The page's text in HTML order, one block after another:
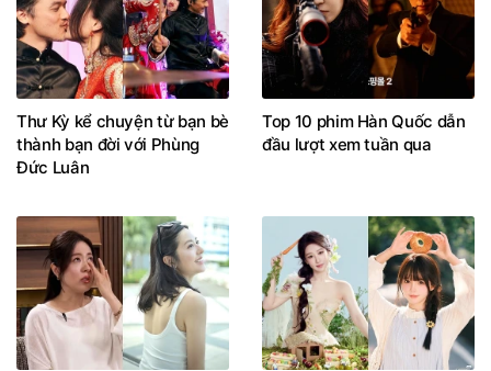
Thư Kỳ kể chuyện từ bạn bè
thành bạn đời với Phùng
Đức Luân
Top 10 phim Hàn Quốc dẫn
đầu lượt xem tuần qua